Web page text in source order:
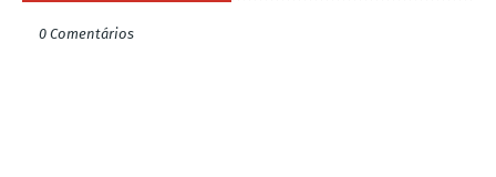
0 Comentários